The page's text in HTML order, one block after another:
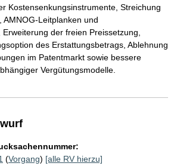
Kostensenkungsinstrumente, Streichung
Leitplanken und
der freien Preissetzung,
des Erstattungsbetrags, Ablehnung
im Patentmarkt sowie bessere
Vergütungsmodelle.
(Vorgang) [alle RV hierzu]